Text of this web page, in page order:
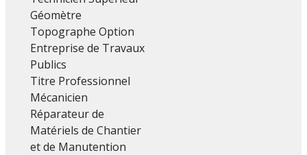
Géomètre
Topographe Option
Entreprise de Travaux
Publics
Titre Professionnel
Mécanicien
Réparateur de
Matériels de Chantier
et de Manutention